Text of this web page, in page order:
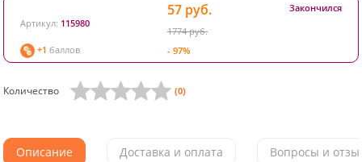
Артикул: 115980
+1 баллов
57 руб.
1774 руб.
- 97%
Закончился
Количество (0)
Описание Доставка и оплата Вопросы и